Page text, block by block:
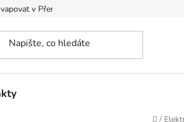
v Přerově?
Domů
/